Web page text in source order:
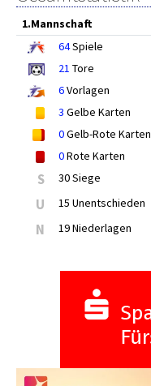
1.Mannschaft
64Spiele
21 Tore
6Vorlagen
3 Gelbe Karten
0Gelb-Rote Karten
0Rote Karten
S 30 Siege
U 15 Unentschieden
N 19 Niederlagen